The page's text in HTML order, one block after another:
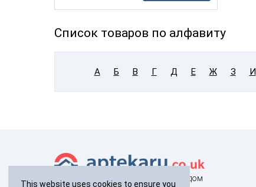
This website uses cookies to ensure you
Список товаров по алфавиту
А Б В Г Д Е Ж З И
здоровье с доставкой на дом